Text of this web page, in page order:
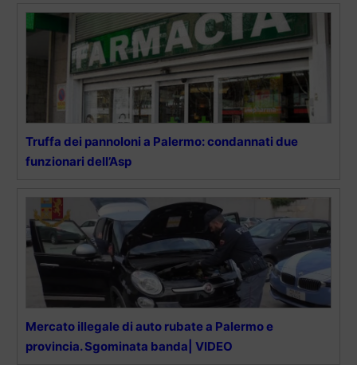
Truffa dei pannoloni a Palermo: condannati due
funzionari dell’Asp
Mercato illegale di auto rubate a Palermo e
provincia. Sgominata banda| VIDEO